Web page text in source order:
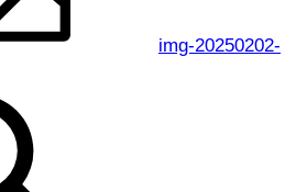
img-20250202-